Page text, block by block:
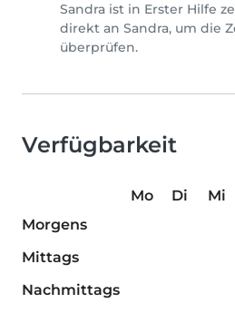
Sandra ist in Erster Hilfe
direkt an Sandra, um die
überprüfen.
Verfügbarkeit
Mo Di Mi
Morgens
Mittags
Nachmittags